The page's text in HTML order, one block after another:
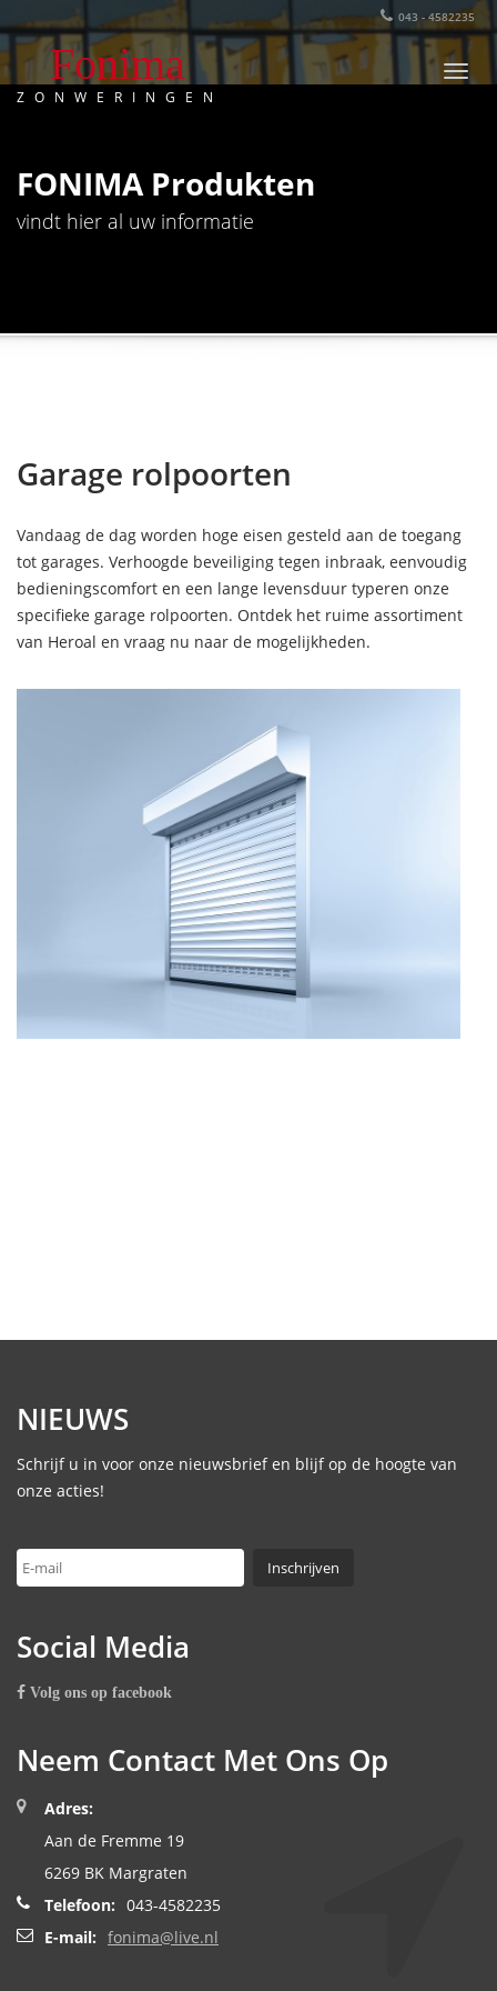
043 - 4582235
Fonima
ZONWERINGEN
FONIMA Produkten
vindt hier al uw informatie
Garage rolpoorten
Vandaag de dag worden hoge eisen gesteld aan de toegang
tot garages. Verhoogde beveiliging tegen inbraak, eenvoudig
bedieningscomfort en een lange levensduur typeren onze
specifieke garage rolpoorten. Ontdek het ruime assortiment
van Heroal en vraag nu naar de mogelijkheden.
NIEUWS
Schrijf u in voor onze nieuwsbrief en blijf op de hoogte van
onze acties!
Social Media
Volg ons op facebook
Neem Contact Met Ons Op
Adres:
Aan de Fremme 19
6269 BK Margraten
Telefoon: 043-4582235
E-mail: fonima@live.nl